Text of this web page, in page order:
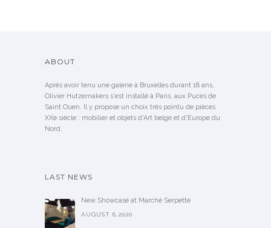
ABOUT
Après avoir tenu une galerie à Bruxelles durant 18 ans,
Olivier Hutzemakers s'est installé à Paris, aux Puces de
Saint Ouen. Il y propose un choix très pointu de pièces
XXe siècle : mobilier et objets d'Art belge et d'Europe du
Nord.
LAST NEWS
New Showcase at Marché Serpette
AUGUST 6,2020